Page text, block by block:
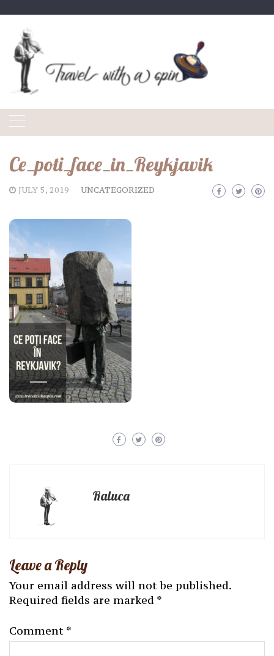
content
Ce_poti_face_in_Reykjavik
JULY 5, 2019 UNCATEGORIZED
Raluca
Leave a Reply
Your email address will not be published.
Required fields are marked *
Comment *